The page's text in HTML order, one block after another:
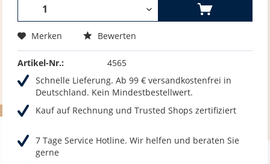
Merken Bewerten
Artikel-Nr.:
4565
Schnelle Lieferung. Ab 99 € versandkostenfrei in
Deutschland. Kein Mindestbestellwert.
Kauf auf Rechnung und Trusted Shops zertifiziert
7 Tage Service Hotline. Wir helfen und beraten Sie
gerne